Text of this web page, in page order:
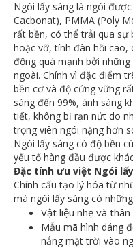
Ngói lấy sáng là ngói
Cacbonat), PMMA (Poly
rất bền, có thể trải qua sự
hoặc vỡ, tính đàn hồi cao,
động quá mạnh bởi
ngoài. Chính vì đặc điểm
bền cơ và độ cứng vững
sáng đến 99%, ánh sáng
tiết, không bị rạn nứt do
trọng viên ngói nặng hơn
Ngói lấy sáng có độ bền
yếu tố hàng đầu được
Đặc tính ưu việt Ngói
Chính cấu tạo lý hóa từ
mà ngói lấy sáng có
Vật liệu nhẹ và
Mẫu mã hình dáng
nắng mặt trời vào